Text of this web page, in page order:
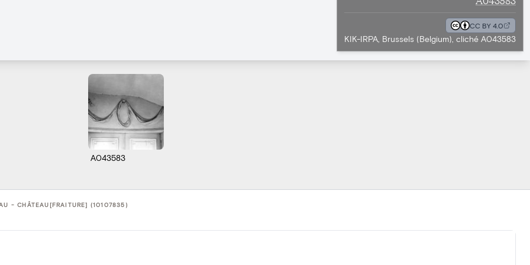
CC BY 4.0
KIK-IRPA, Brussels (Belgium), cliché A043583
A043583
- CHÂTEAU[FRAITURE] (10107835)